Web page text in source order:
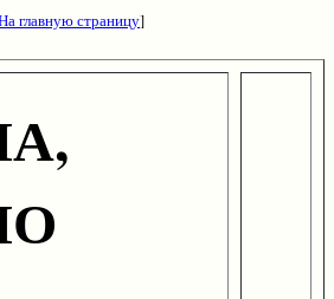
главную страницу]